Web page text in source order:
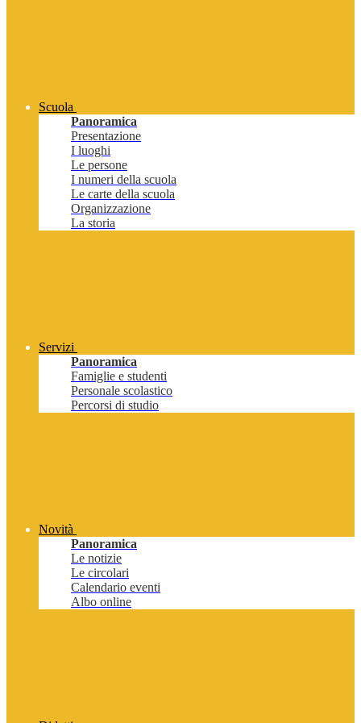
Scuola
Panoramica
Presentazione
I luoghi
Le persone
I numeri della scuola
Le carte della scuola
Organizzazione
La storia
Servizi
Panoramica
Famiglie e studenti
Personale scolastico
Percorsi di studio
Novità
Panoramica
Le notizie
Le circolari
Calendario eventi
Albo online